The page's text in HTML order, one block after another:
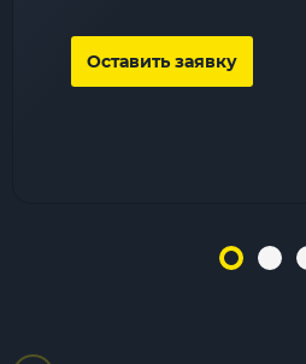
Оставить заявку